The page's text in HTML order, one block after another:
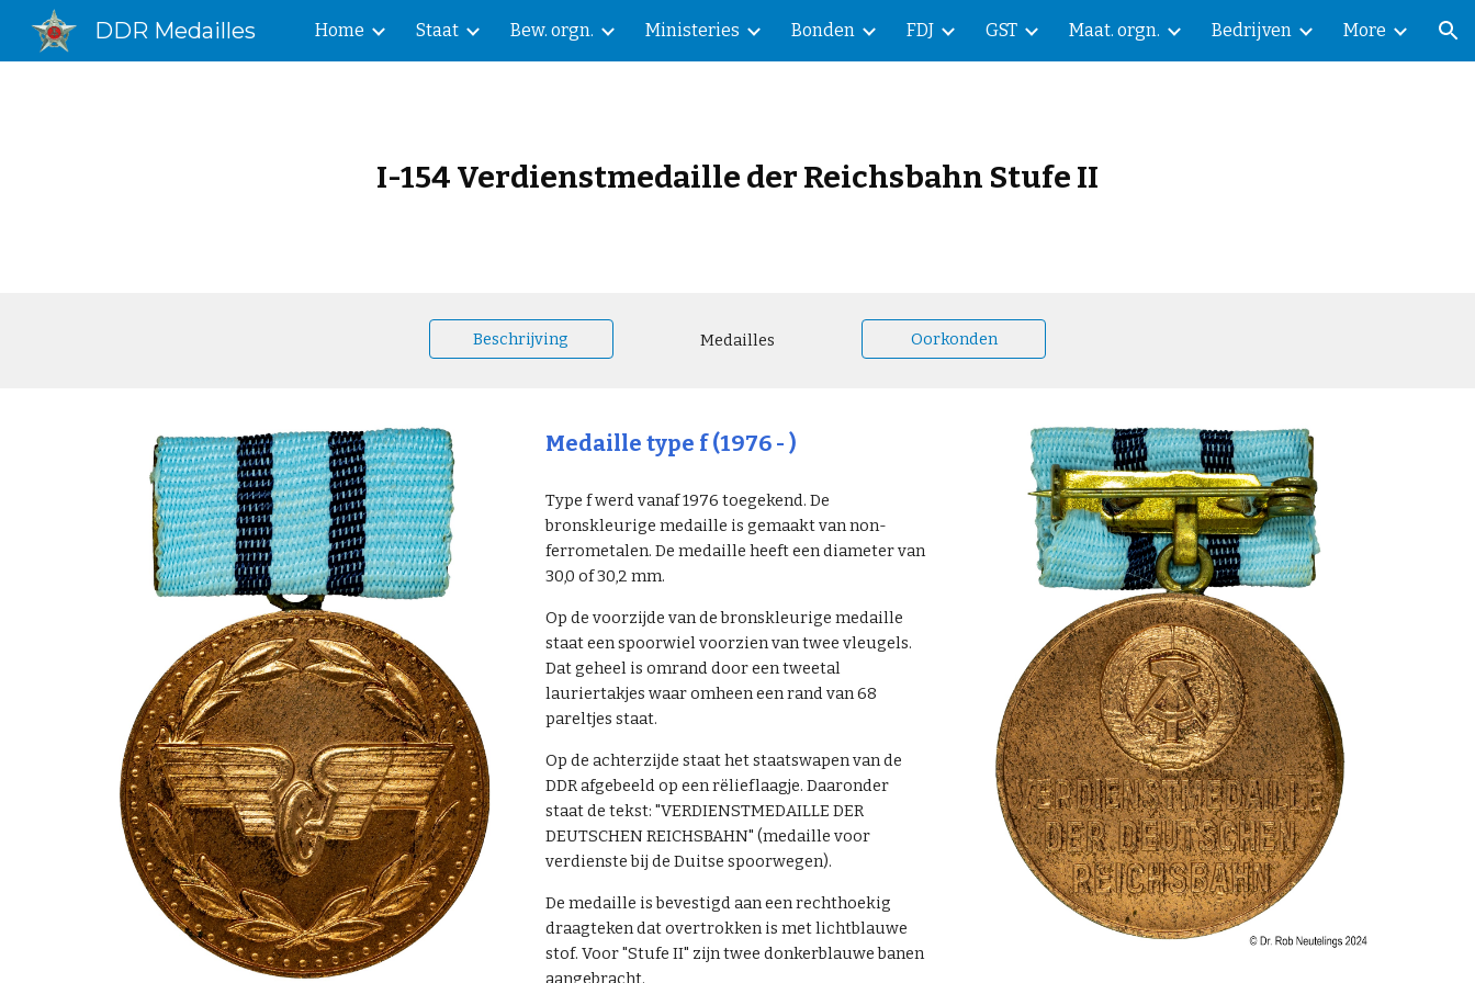
Skip to main content Skip to navigation
DDR Medailles Home Staat Bew. orgn. Ministeries Bonden FDJ GST Maat. orgn. Bedrijven More
I-154 Verdienstmedaille der Reichsbahn Stufe II
Beschrijving Medailles Oorkonden
Medaille type f (1976 - )
Type f werd vanaf 1976 toegekend. De
bronskleurige medaille is gemaakt van non-
ferrometalen. De medaille heeft een diameter van
30,0 of 30,2 mm.
Op de voorzijde van de bronskleurige medaille
staat een spoorwiel voorzien van twee vleugels.
Dat geheel is omrand door een tweetal
lauriertakjes waar omheen een rand van 68
pareltjes staat.
Op de achterzijde staat het staatswapen van de
DDR afgebeeld op een rëlieflaagje. Daaronder
staat de tekst: "VERDIENSTMEDAILLE DER
DEUTSCHEN REICHSBAHN" (medaille voor
verdienste bij de Duitse spoorwegen).
De medaille is bevestigd aan een rechthoekig
draagteken dat overtrokken is met lichtblauwe
stof. Voor "Stufe II" zijn twee donkerblauwe banen
aangebracht.